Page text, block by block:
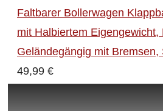
Faltbarer Bollerwagen
mit Halbiertem Eigengewicht,
Geländegängig mit Bremsen,
49,99 €